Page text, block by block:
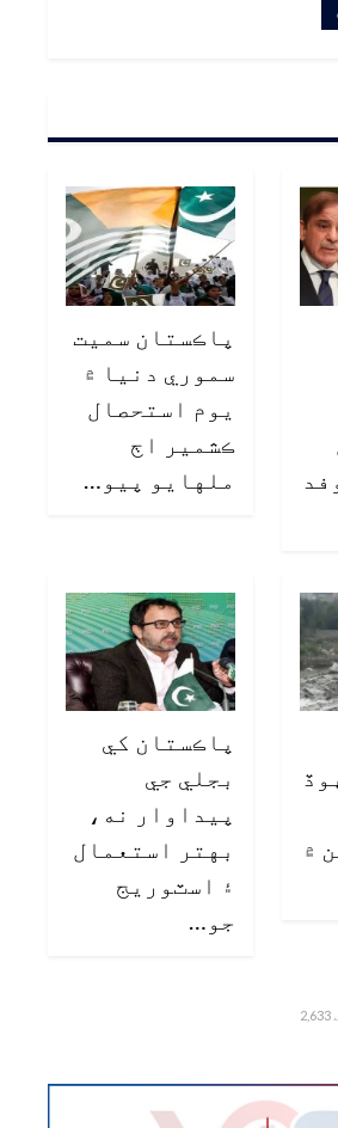
پاڪستان سميت
سموري دنيا ۾
يوم استحصال
ڪشمير اڄ
ملهايو پيو…
۾
پاڪستان کي
بجلي جي
پيداوار نه،
بهتر استعمال
۽ اسٽوريج
جو…